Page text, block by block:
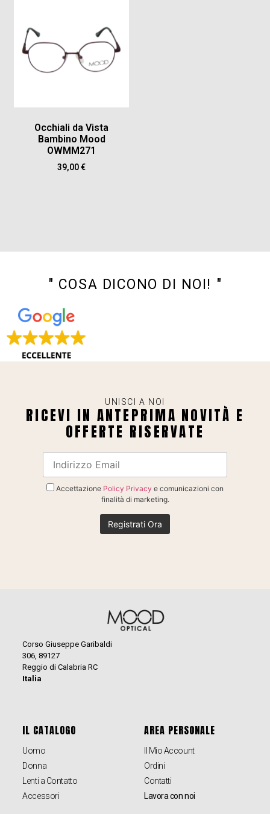
Occhiali da Vista
Bambino Mood
OWMM271
39,00€
" COSA DICONO DI NOI! "
UNISCI A NOI
RICEVI IN ANTEPRIMA NOVITÀ E
OFFERTE RISERVATE
Accettazione Policy Privacy e comunicazioni con
finalità di marketing.
Corso Giuseppe Garibaldi
306, 89127
Reggio di Calabria RC
Italia
IL CATALOGO
Uomo
Donna
Lenti a Contatto
Accessori
AREA PERSONALE
Il Mio Account
Ordini
Contatti
Lavora con noi